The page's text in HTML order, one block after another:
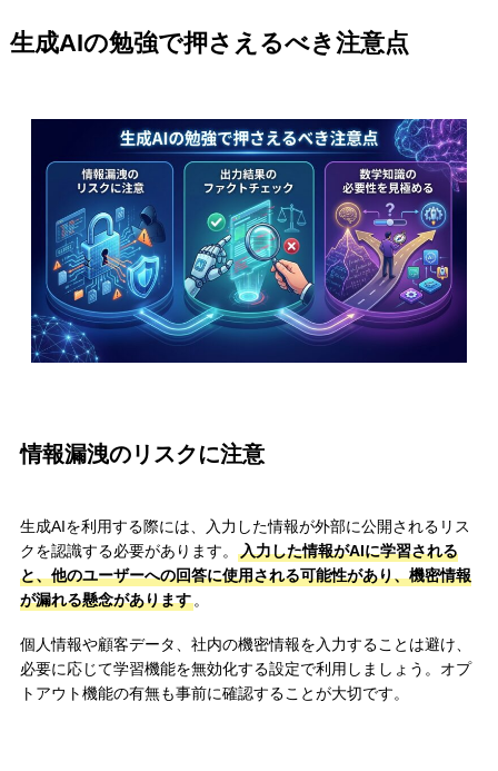
生成AIの勉強で押さえるべき注意点
情報漏洩のリスクに注意
生成AIを利用する際には、入力した情報が外部に公開されるリス
クを認識する必要があります。
入力した情報がAIに学習される
と、他のユーザーへの回答に使用される可能性があり、機密情報
が漏れる懸念があります。
個人情報や顧客データ、社内の機密情報を入力することは避け、
必要に応じて学習機能を無効化する設定で利用しましょう。オプ
トアウト機能の有無も事前に確認することが大切です。